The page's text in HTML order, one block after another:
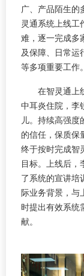
广、产品陌生的
灵通系统上线工
难，逐一完成多
及保障、日常运
等多项重要工作。
在智灵通上线
中耳炎住院，李
儿。持续高强度
的信任，保质保
终于按时完成智
目标。上线后，
了系统的宣讲培
际业务背景，与
时提出有效系统
献。